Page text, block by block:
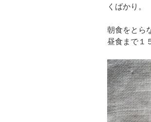
くばかり。
朝食をとら
昼食まで１